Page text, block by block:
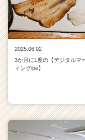
2025.06.02
3か月に1度の【デジタルマ
ィングipe】